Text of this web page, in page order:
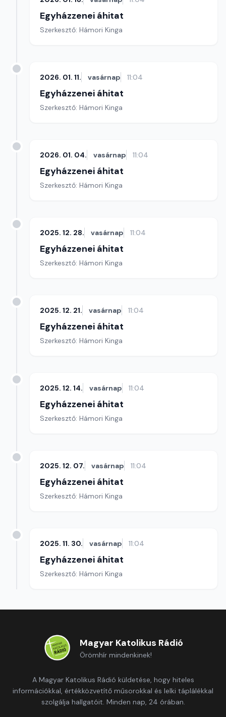
Egyházzenei áhitat
Szerkesztő: Hámori Kinga
2026. 01. 11. vasárnap 11:04
Egyházzenei áhitat
Szerkesztő: Hámori Kinga
2026. 01. 04. vasárnap 11:04
Egyházzenei áhitat
Szerkesztő: Hámori Kinga
2025. 12. 28. vasárnap 11:04
Egyházzenei áhitat
Szerkesztő: Hámori Kinga
2025. 12. 21. vasárnap 11:04
Egyházzenei áhitat
Szerkesztő: Hámori Kinga
2025. 12. 14. vasárnap 11:04
Egyházzenei áhitat
Szerkesztő: Hámori Kinga
2025. 12. 07. vasárnap 11:04
Egyházzenei áhitat
Szerkesztő: Hámori Kinga
2025. 11. 30. vasárnap 11:04
Egyházzenei áhitat
Szerkesztő: Hámori Kinga
Magyar Katolikus Rádió
Örömhír mindenkinek!
A Magyar Katolikus Rádió küldetése, hogy hiteles
információkkal, értékközvetítő műsorokkal és lelki táplálékkal
szolgálja hallgatóit. Minden nap, 24 órában.